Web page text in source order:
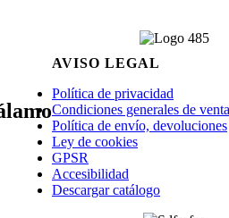
AVISO LEGAL
Política de privacidad
Condiciones generales de venta
Política de envío, devoluciones
Ley de cookies
GPSR
Accesibilidad
Descargar catálogo